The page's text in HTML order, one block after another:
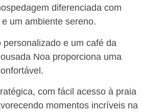
diferenciada com
um ambiente sereno.
e um café da
Noa proporciona uma
com fácil acesso à praia
momentos incríveis na